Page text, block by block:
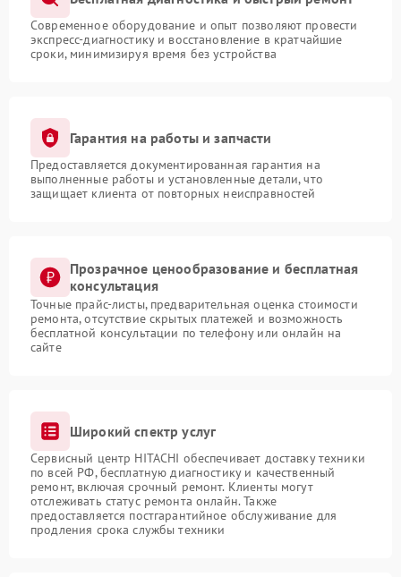
Современное оборудование и опыт позволяют провести
экспресс-диагностику и восстановление в кратчайшие
сроки, минимизируя время без устройства
Гарантия на работы и запчасти
Предоставляется документированная гарантия на
выполненные работы и установленные детали, что
защищает клиента от повторных неисправностей
Прозрачное ценообразование и бесплатная
консультация
Точные прайс-листы, предварительная оценка стоимости
ремонта, отсутствие скрытых платежей и возможность
бесплатной консультации по телефону или онлайн на
сайте
Широкий спектр услуг
Сервисный центр HITACHI обеспечивает доставку техники
по всей РФ, бесплатную диагностику и качественный
ремонт, включая срочный ремонт. Клиенты могут
отслеживать статус ремонта онлайн. Также
предоставляется постгарантийное обслуживание для
продления срока службы техники